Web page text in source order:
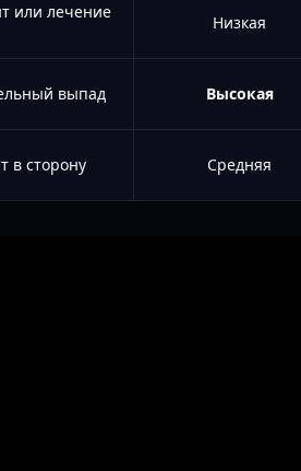
или лечение
Низкая
выпад Высокая
в сторону Средняя